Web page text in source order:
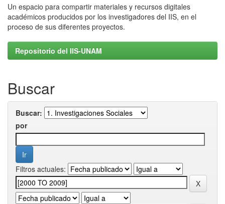
Un espacio para compartir materiales y recursos digitales
académicos producidos por los investigadores del IIS, en el
proceso de sus diferentes proyectos.
Repositorio del IIS-UNAM
Buscar
Buscar:
por
Filtros actuales: